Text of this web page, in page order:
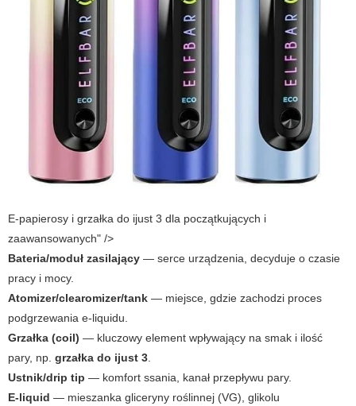
E-papierosy i grzałka do ijust 3 dla początkujących i
zaawansowanych" />
Bateria/moduł zasilający — serce urządzenia, decyduje o czasie
pracy i mocy.
Atomizer/clearomizer/tank — miejsce, gdzie zachodzi proces
podgrzewania e-liquidu.
Grzałka (coil) — kluczowy element wpływający na smak i ilość
pary, np. grzałka do ijust 3.
Ustnik/drip tip — komfort ssania, kanał przepływu pary.
E-liquid — mieszanka gliceryny roślinnej (VG), glikolu